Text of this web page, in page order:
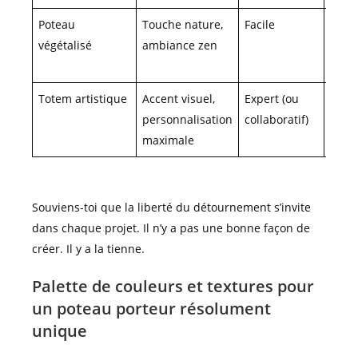
Poteau
végétalisé
Touche nature,
ambiance zen
Facile
Totem artistique
Accent visuel,
personnalisation
maximale
Expert (ou
collaboratif)
Souviens-toi que la liberté du détournement s’invite
dans chaque projet. Il n’y a pas une bonne façon de
créer. Il y a la tienne.
Palette de couleurs et textures pour
un poteau porteur résolument
unique